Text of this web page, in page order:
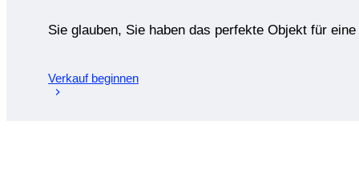
Sie glauben, Sie haben das perfekte Objekt für
Verkauf beginnen